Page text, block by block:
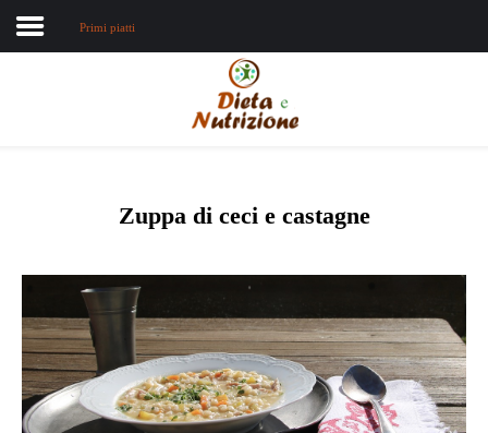
Terapie Naturali
Primi piatti
Zuppa di ceci e castagne